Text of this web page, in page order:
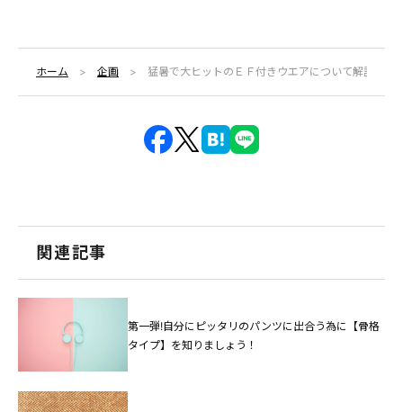
ホーム 企画 猛暑で大ヒットのＥＦ付きウエアについて解説
関連記事
第一弾!自分にピッタリのパンツに出合う為に【骨格
タイプ】を知りましょう！